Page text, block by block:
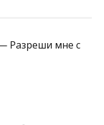
Разреши мне с